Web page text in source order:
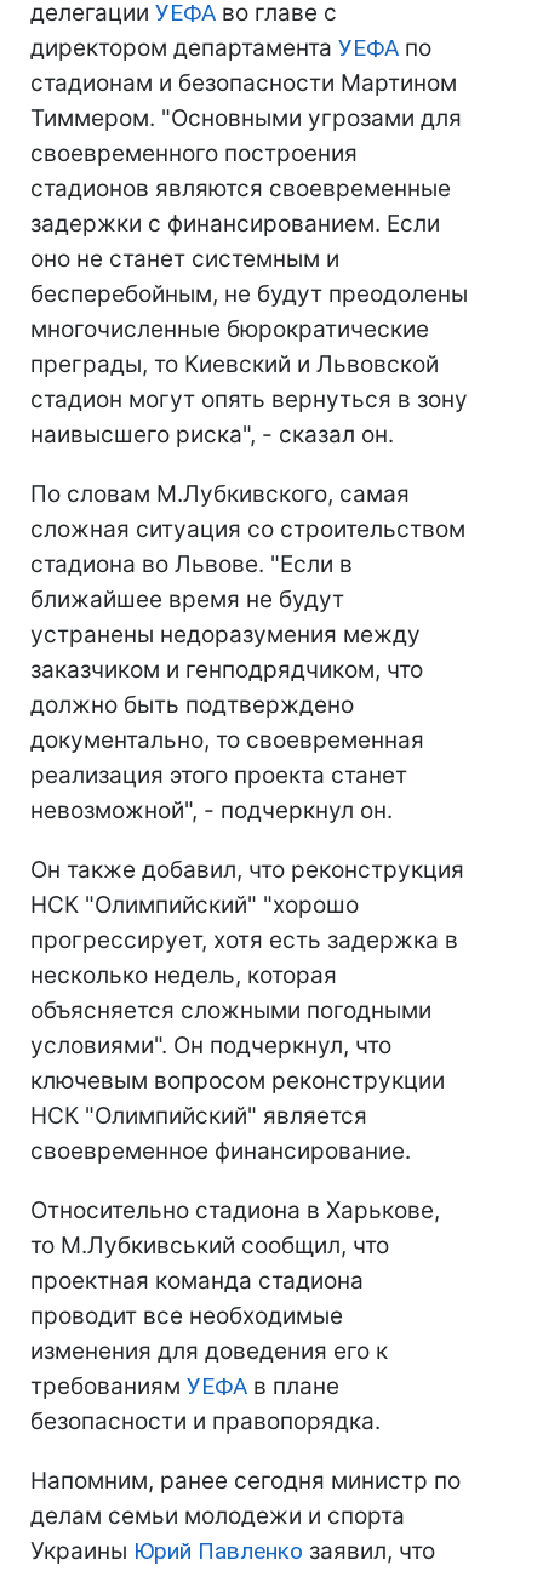
делегации УЕФА во главе с
директором департамента УЕФА по
стадионам и безопасности Мартином
Тиммером. "Основными угрозами для
своевременного построения
стадионов являются своевременные
задержки с финансированием. Если
оно не станет системным и
бесперебойным, не будут преодолены
многочисленные бюрократические
преграды, то Киевский и Львовской
стадион могут опять вернуться в зону
наивысшего риска", - сказал он.
По словам М.Лубкивского, самая
сложная ситуация со строительством
стадиона во Львове. "Если в
ближайшее время не будут
устранены недоразумения между
заказчиком и генподрядчиком, что
должно быть подтверждено
документально, то своевременная
реализация этого проекта станет
невозможной", - подчеркнул он.
Он также добавил, что реконструкция
НСК "Олимпийский" "хорошо
прогрессирует, хотя есть задержка в
несколько недель, которая
объясняется сложными погодными
условиями". Он подчеркнул, что
ключевым вопросом реконструкции
НСК "Олимпийский" является
своевременное финансирование.
Относительно стадиона в Харькове,
то М.Лубкивський сообщил, что
проектная команда стадиона
проводит все необходимые
изменения для доведения его к
требованиям УЕФА в плане
безопасности и правопорядка.
Напомним, ранее сегодня министр по
делам семьи молодежи и спорта
Украины Юрий Павленко заявил, что